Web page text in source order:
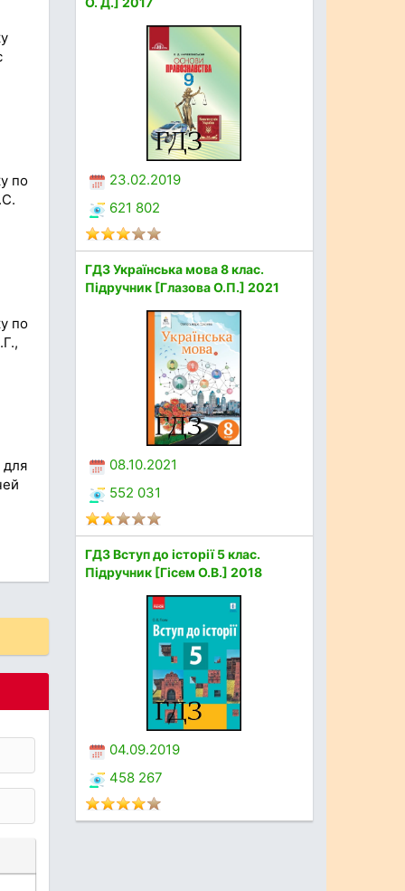
по
по
23.02.2019
621 802
ГДЗ Українська мова 8 клас.
Підручник [Глазова О.П.] 2021
08.10.2021
552 031
ГДЗ Вступ до історії 5 клас.
Підручник [Гісем О.В.] 2018
04.09.2019
458 267